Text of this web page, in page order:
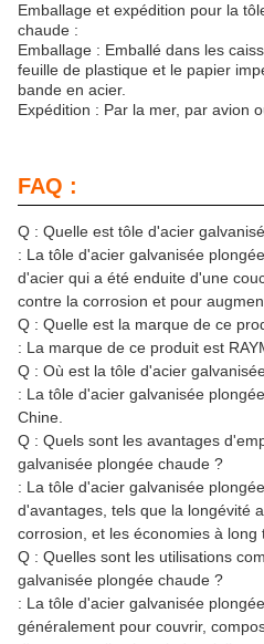
Emballage et expédition pour la
chaude :
Emballage : Emballé dans les
feuille de plastique et le papier
bande en acier.
Expédition : Par la mer, par avion
FAQ :
Q : Quelle est tôle d'acier
: La tôle d'acier galvanisée
d'acier qui a été enduite d'une
contre la corrosion et pour
Q : Quelle est la marque de ce
: La marque de ce produit est
Q : Où est la tôle d'acier
: La tôle d'acier galvanisée
Chine.
Q : Quels sont les avantages
galvanisée plongée chaude ?
: La tôle d'acier galvanisée
d'avantages, tels que la longévité
corrosion, et les économies à long
Q : Quelles sont les utilisations
galvanisée plongée chaude ?
: La tôle d'acier galvanisée
généralement pour couvrir,